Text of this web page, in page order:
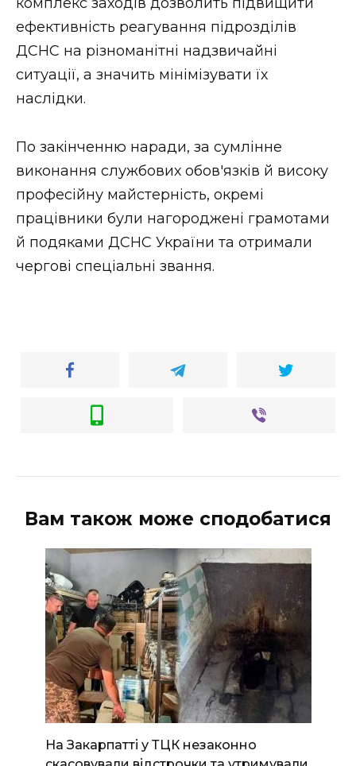
ефективність реагування підрозділів
ДСНС на різноманітні надзвичайні
ситуації, а значить мінімізувати їх
наслідки.
По закінченню наради, за сумлінне
виконання службових обов'язків й високу
професійну майстерність, окремі
працівники були нагороджені грамотами
й подяками ДСНС України та отримали
чергові спеціальні звання.
Вам також може сподобатися
На Закарпатті у ТЦК незаконно